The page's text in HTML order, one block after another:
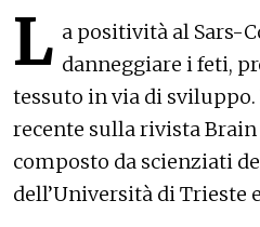
L a positività al Sars-
danneggiare i feti,
tessuto in via di
recente sulla rivista
composto da scienziati
dell’Università di Trieste